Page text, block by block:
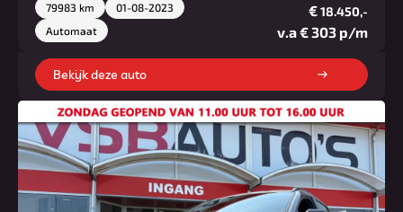
79983 km
01-08-2023
Automaat
€18.450,-
v.a € 303 p/m
Bekijk deze auto